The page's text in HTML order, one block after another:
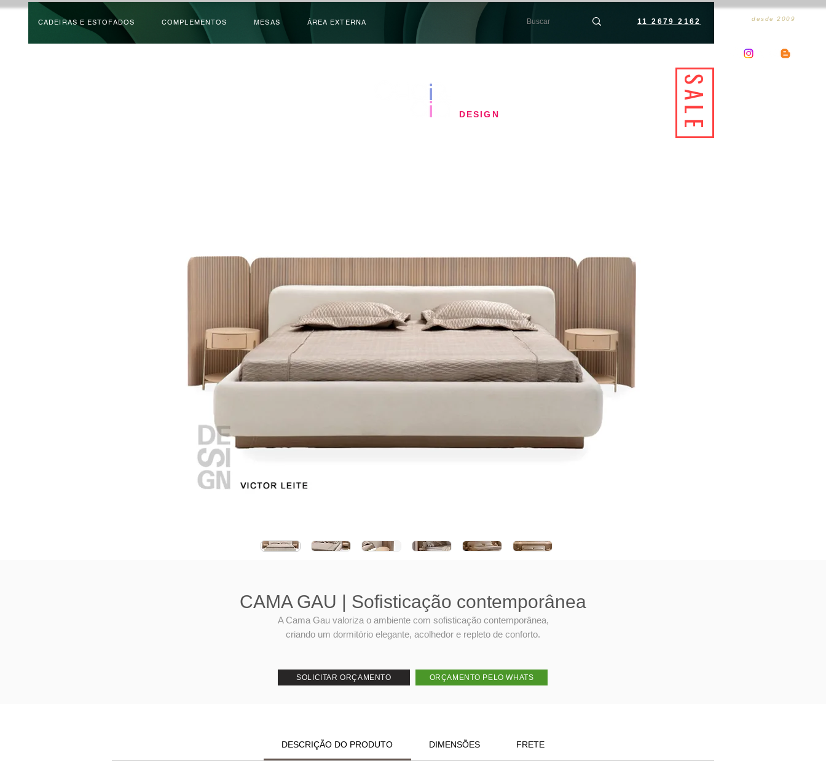
CADEIRAS E ESTOFADOS COMPLEMENTOS MESAS ÁREA EXTERNA 11 2679 2162 desde 2009
​DESIGN SALE
CAMA GAU | Sofisticação contemporânea
A Cama Gau valoriza o ambiente com sofisticação contemporânea,
criando um dormitório elegante, acolhedor e repleto de conforto.
DESCRIÇÃO DO PRODUTO DIMENSÕES FRETE
SOLICITAR ORÇAMENTO ORÇAMENTO PELO WHATS